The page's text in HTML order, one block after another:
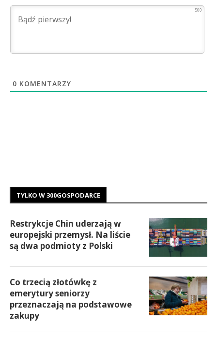
500
0 KOMENTARZY
TYLKO W 300GOSPODARCE
Restrykcje Chin uderzają w
europejski przemysł. Na liście
są dwa podmioty z Polski
Co trzecią złotówkę z
emerytury seniorzy
przeznaczają na podstawowe
zakupy